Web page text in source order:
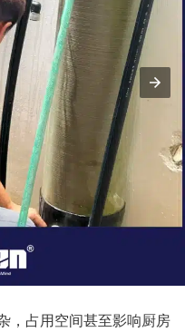
，占用空间甚至影响厨房